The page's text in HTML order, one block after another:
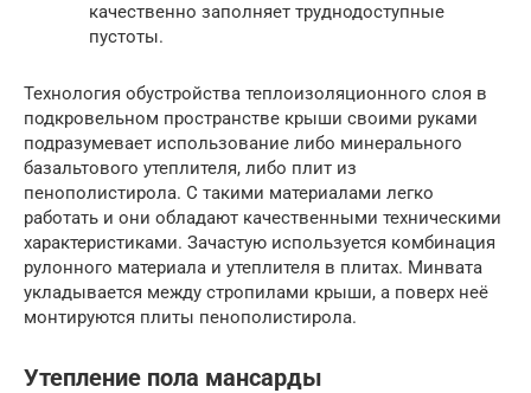
качественно заполняет труднодоступные
пустоты.
Технология обустройства теплоизоляционного слоя в
подкровельном пространстве крыши своими руками
подразумевает использование либо минерального
базальтового утеплителя, либо плит из
пенополистирола. С такими материалами легко
работать и они обладают качественными техническими
характеристиками. Зачастую используется комбинация
рулонного материала и утеплителя в плитах. Минвата
укладывается между стропилами крыши, а поверх неё
монтируются плиты пенополистирола.
Утепление пола мансарды